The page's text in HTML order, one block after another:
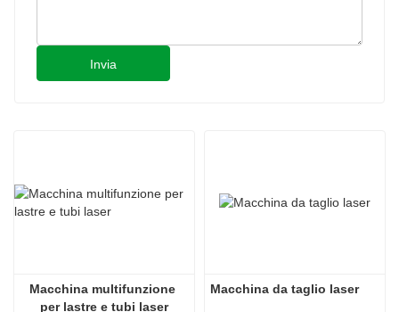
Invia
Macchina multifunzione
per lastre e tubi laser
Macchina da taglio laser